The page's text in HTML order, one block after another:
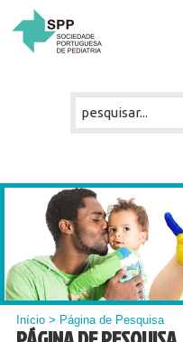
Início > Página de Pesquisa